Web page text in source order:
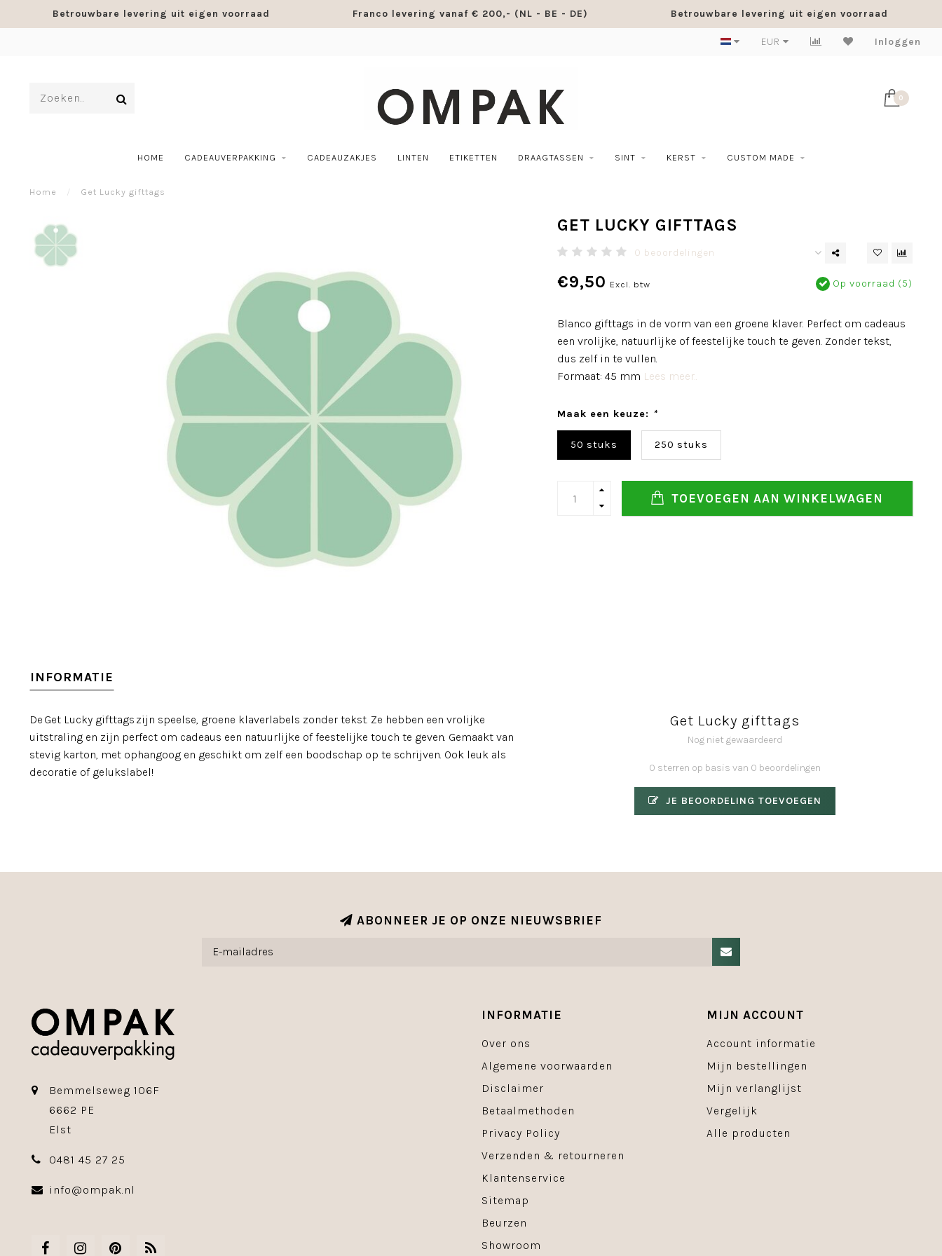
Betrouwbare levering uit eigen voorraad Franco levering vanaf € 200,- (NL - BE - DE) Betrouwbare levering uit eigen voorraad
EUR Inloggen
0
HOME CADEAUVERPAKKING CADEAUZAKJES LINTEN ETIKETTEN DRAAGTASSEN SINT KERST CUSTOM MADE
Home / Get Lucky gifttags
GET LUCKY GIFTTAGS
0 beoordelingen
€9,50 Excl. btw Op voorraad (5)
Blanco gifttags in de vorm van een groene klaver. Perfect om cadeaus
een vrolijke, natuurlijke of feestelijke touch te geven. Zonder tekst,
dus zelf in te vullen.
Formaat: 45 mm Lees meer..
Maak een keuze: *
50 stuks 250 stuks
TOEVOEGEN AAN WINKELWAGEN
INFORMATIE
De Get Lucky gifttags zijn speelse, groene klaverlabels zonder tekst. Ze hebben een vrolijke
uitstraling en zijn perfect om cadeaus een natuurlijke of feestelijke touch te geven. Gemaakt van
stevig karton, met ophangoog en geschikt om zelf een boodschap op te schrijven. Ook leuk als
decoratie of gelukslabel!
Get Lucky gifttags
Nog niet gewaardeerd
0 sterren op basis van 0 beoordelingen
JE BEOORDELING TOEVOEGEN
ABONNEER JE OP ONZE NIEUWSBRIEF
Bemmelseweg 106F
6662 PE
Elst
0481 45 27 25
info@ompak.nl
INFORMATIE
Over ons
Algemene voorwaarden
Disclaimer
Betaalmethoden
Privacy Policy
Verzenden & retourneren
Klantenservice
Sitemap
Beurzen
Showroom
MIJN ACCOUNT
Account informatie
Mijn bestellingen
Mijn verlanglijst
Vergelijk
Alle producten